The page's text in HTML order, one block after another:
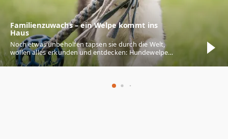
Familienzuwachs – ein Welpe kommt ins
Haus
Noch etwas unbeholfen tapsen sie durch die Welt,
wollen alles erkunden und entdecken: Hundewelpen
lassen bei vielen Menschen die Herzen
höherschlagen. Ihnen beim Wachsen zuzusehen ist